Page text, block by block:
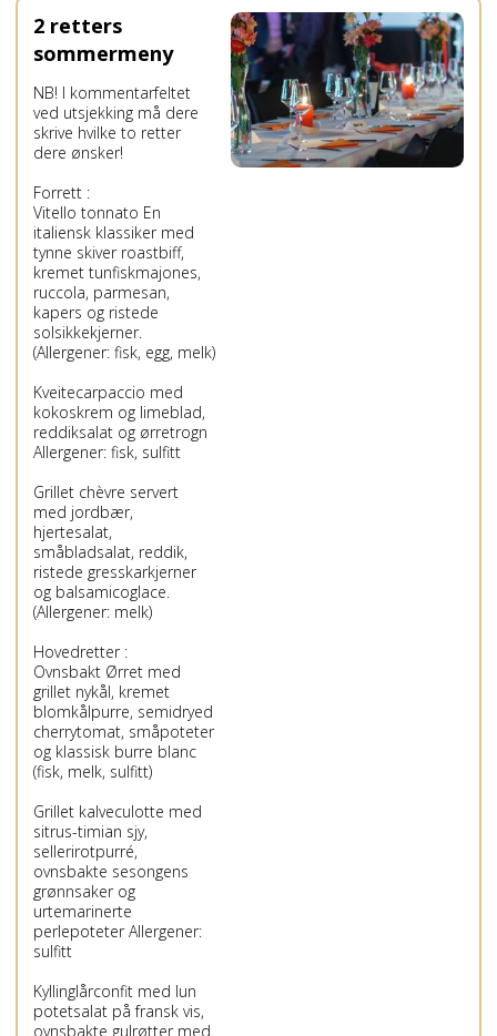
2 retters
sommermeny
NB! I kommentarfeltet
ved utsjekking må dere
skrive hvilke to retter
dere ønsker!
Forrett :
Vitello tonnato En
italiensk klassiker med
tynne skiver roastbiff,
kremet tunfiskmajones,
ruccola, parmesan,
kapers og ristede
solsikkekjerner.
(Allergener: fisk, egg, melk)
Kveitecarpaccio med
kokoskrem og limeblad,
reddiksalat og ørretrogn
Allergener: fisk, sulfitt
Grillet chèvre servert
med jordbær,
hjertesalat,
småbladsalat, reddik,
ristede gresskarkjerner
og balsamicoglace.
(Allergener: melk)
Hovedretter :
Ovnsbakt Ørret med
grillet nykål, kremet
blomkålpurre, semidryed
cherrytomat, småpoteter
og klassisk burre blanc
(fisk, melk, sulfitt)
Grillet kalveculotte med
sitrus-timian sjy,
sellerirotpurré,
ovnsbakte sesongens
grønnsaker og
urtemarinerte
perlepoteter Allergener:
sulfitt
Kyllinglårconfit med lun
potetsalat på fransk vis,
ovnsbakte gulrøtter med